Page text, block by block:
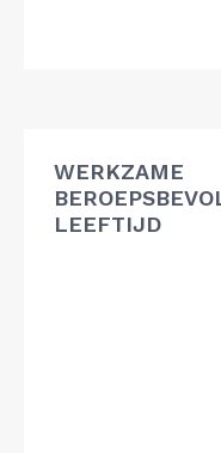
WERKZAME
LEEFTIJD